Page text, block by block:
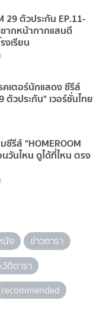
29 ตัวประกัน EP.11-
ากหน้ากากแสนดี
งเรียน
เตอร์นักแสดง ซีรีส์
ตัวประกัน" เวอร์ชั่นไทย
ซีรีส์ "HOMEROOM
วันไหน ดูได้ที่ไหน ตรง
นัง
ข่าวดารา
วัติดารา
recommended